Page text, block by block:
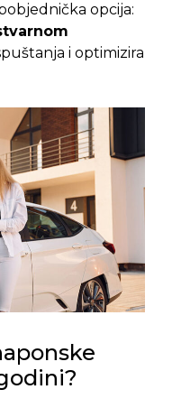
opcija:
i optimizira